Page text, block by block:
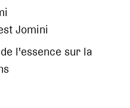
Jomini
l'essence sur la